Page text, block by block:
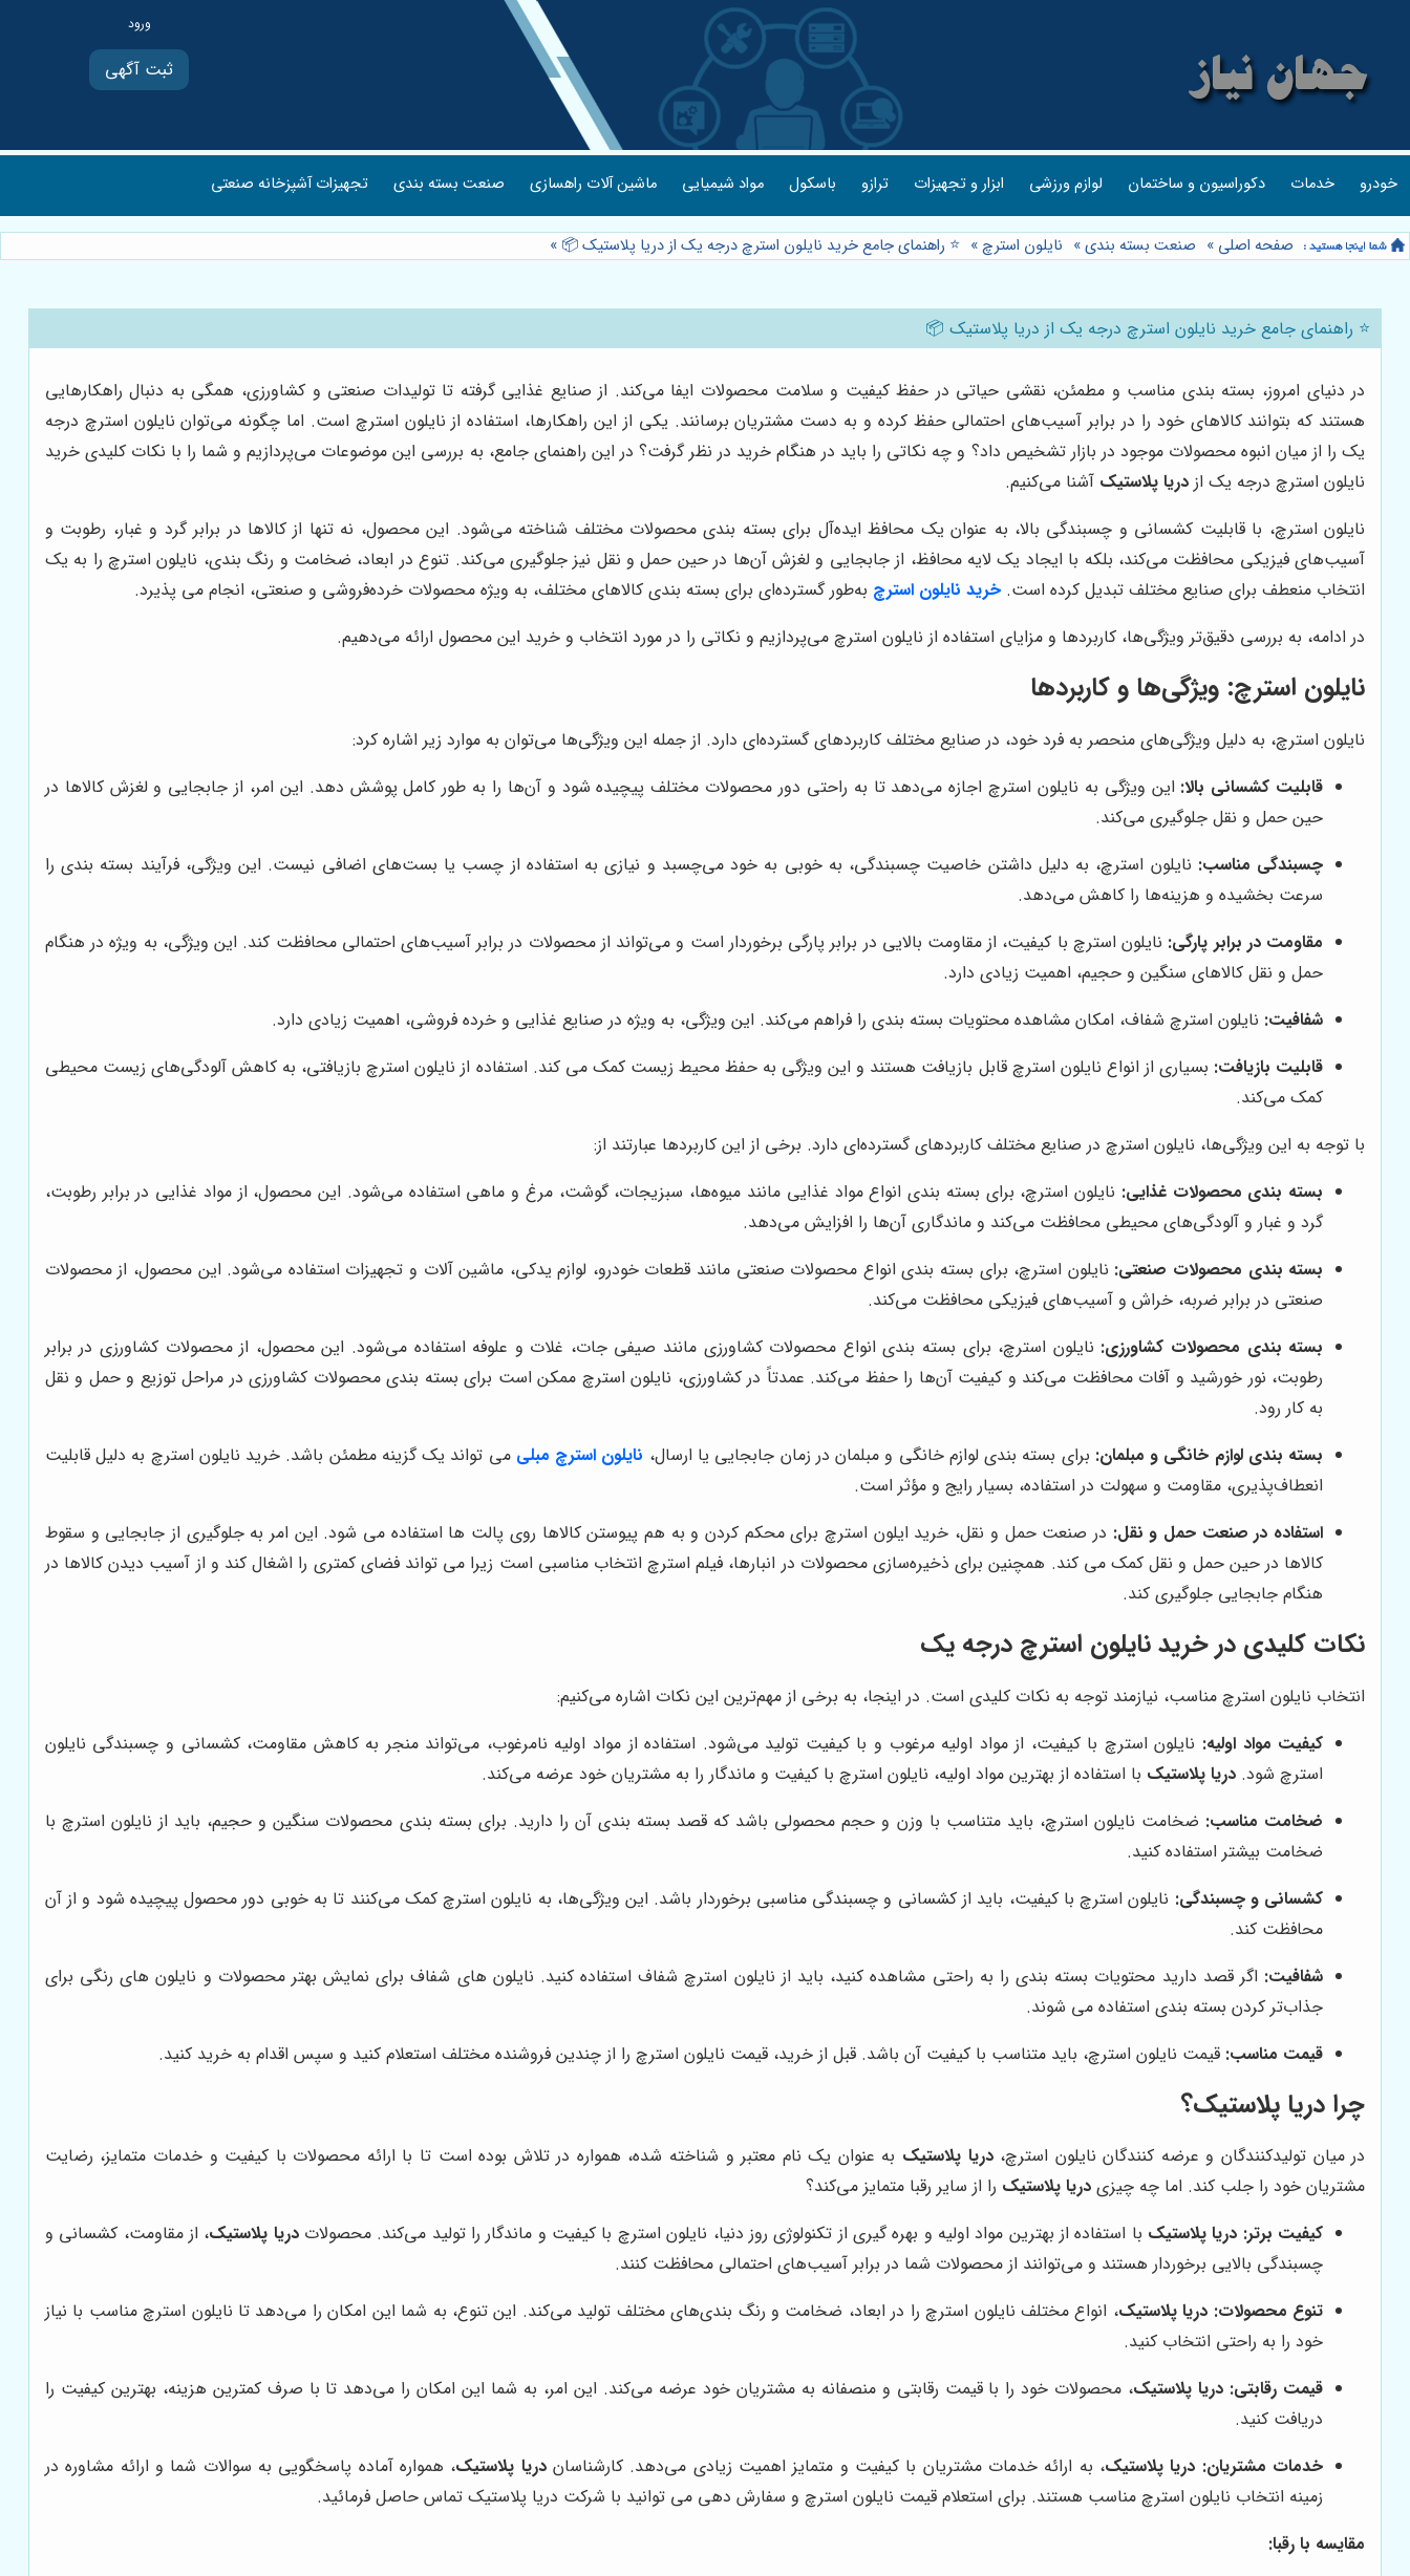
ثبت آگهی
خودرو خدمات دکوراسیون و ساختمان لوازم ورزشی ابزار و تجهیزات ترازو باسکول مواد شیمیایی ماشین آلات راهسازی صنعت بسته بندی تجهیزات آشپزخانه صنعتی
صفحه اصلی » صنعت بسته بندی» نایلون استرچ» ⭐️ راهنمای جامع خرید نایلون استرچ درجه یک از دریا پلاستیک 📦 »
⭐️ راهنمای جامع خرید نایلون استرچ درجه یک از دریا پلاستیک 📦
در دنیای امروز، بسته بندی مناسب و مطمئن، نقشی حیاتی در حفظ کیفیت و سلامت محصولات ایفا می‌کند. از صنایع غذایی گرفته تا تولیدات صنعتی و کشاورزی، همگی به دنبال راهکارهایی
هستند که بتوانند کالاهای خود را در برابر آسیب‌های احتمالی حفظ کرده و به دست مشتریان برسانند. یکی از این راهکارها، استفاده از نایلون استرچ است. اما چگونه می‌توان نایلون استرچ درجه
یک را از میان انبوه محصولات موجود در بازار تشخیص داد؟ و چه نکاتی را باید در هنگام خرید در نظر گرفت؟ در این راهنمای جامع، به بررسی این موضوعات می‌پردازیم و شما را با نکات کلیدی خرید
نایلون استرچ درجه یک از دریا پلاستیک آشنا می‌کنیم.
نایلون استرچ، با قابلیت کشسانی و چسبندگی بالا، به عنوان یک محافظ ایده‌آل برای بسته بندی محصولات مختلف شناخته می‌شود. این محصول، نه تنها از کالاها در برابر گرد و غبار، رطوبت و
آسیب‌های فیزیکی محافظت می‌کند، بلکه با ایجاد یک لایه محافظ، از جابجایی و لغزش آن‌ها در حین حمل و نقل نیز جلوگیری می‌کند. تنوع در ابعاد، ضخامت و رنگ بندی، نایلون استرچ را به یک
انتخاب منعطف برای صنایع مختلف تبدیل کرده است. خرید نایلون استرچ به‌طور گسترده‌ای برای بسته بندی کالاهای مختلف، به ویژه محصولات خرده‌فروشی و صنعتی، انجام می پذیرد.
در ادامه، به بررسی دقیق‌تر ویژگی‌ها، کاربردها و مزایای استفاده از نایلون استرچ می‌پردازیم و نکاتی را در مورد انتخاب و خرید این محصول ارائه می‌دهیم.
نایلون استرچ: ویژگی‌ها و کاربردها
نایلون استرچ، به دلیل ویژگی‌های منحصر به فرد خود، در صنایع مختلف کاربردهای گسترده‌ای دارد. از جمله این ویژگی‌ها می‌توان به موارد زیر اشاره کرد:
قابلیت کشسانی بالا: این ویژگی به نایلون استرچ اجازه می‌دهد تا به راحتی دور محصولات مختلف پیچیده شود و آن‌ها را به طور کامل پوشش دهد. این امر، از جابجایی و لغزش کالاها در
حین حمل و نقل جلوگیری می‌کند.
چسبندگی مناسب: نایلون استرچ، به دلیل داشتن خاصیت چسبندگی، به خوبی به خود می‌چسبد و نیازی به استفاده از چسب یا بست‌های اضافی نیست. این ویژگی، فرآیند بسته بندی را
سرعت بخشیده و هزینه‌ها را کاهش می‌دهد.
مقاومت در برابر پارگی: نایلون استرچ با کیفیت، از مقاومت بالایی در برابر پارگی برخوردار است و می‌تواند از محصولات در برابر آسیب‌های احتمالی محافظت کند. این ویژگی، به ویژه در هنگام
حمل و نقل کالاهای سنگین و حجیم، اهمیت زیادی دارد.
شفافیت: نایلون استرچ شفاف، امکان مشاهده محتویات بسته بندی را فراهم می‌کند. این ویژگی، به ویژه در صنایع غذایی و خرده فروشی، اهمیت زیادی دارد.
قابلیت بازیافت: بسیاری از انواع نایلون استرچ قابل بازیافت هستند و این ویژگی به حفظ محیط زیست کمک می کند. استفاده از نایلون استرچ بازیافتی، به کاهش آلودگی‌های زیست محیطی
کمک می‌کند.
با توجه به این ویژگی‌ها، نایلون استرچ در صنایع مختلف کاربردهای گسترده‌ای دارد. برخی از این کاربردها عبارتند از:
بسته بندی محصولات غذایی: نایلون استرچ، برای بسته بندی انواع مواد غذایی مانند میوه‌ها، سبزیجات، گوشت، مرغ و ماهی استفاده می‌شود. این محصول، از مواد غذایی در برابر رطوبت،
گرد و غبار و آلودگی‌های محیطی محافظت می‌کند و ماندگاری آن‌ها را افزایش می‌دهد.
بسته بندی محصولات صنعتی: نایلون استرچ، برای بسته بندی انواع محصولات صنعتی مانند قطعات خودرو، لوازم یدکی، ماشین آلات و تجهیزات استفاده می‌شود. این محصول، از محصولات
صنعتی در برابر ضربه، خراش و آسیب‌های فیزیکی محافظت می‌کند.
بسته بندی محصولات کشاورزی: نایلون استرچ، برای بسته بندی انواع محصولات کشاورزی مانند صیفی جات، غلات و علوفه استفاده می‌شود. این محصول، از محصولات کشاورزی در برابر
رطوبت، نور خورشید و آفات محافظت می‌کند و کیفیت آن‌ها را حفظ می‌کند. عمدتاً در کشاورزی، نایلون استرچ ممکن است برای بسته بندی محصولات کشاورزی در مراحل توزیع و حمل و نقل
به کار رود.
بسته بندی لوازم خانگی و مبلمان: برای بسته بندی لوازم خانگی و مبلمان در زمان جابجایی یا ارسال، نایلون استرچ مبلی می تواند یک گزینه مطمئن باشد. خرید نایلون استرچ به دلیل قابلیت
انعطاف‌پذیری، مقاومت و سهولت در استفاده، بسیار رایج و مؤثر است.
استفاده در صنعت حمل و نقل: در صنعت حمل و نقل، خرید ایلون استرچ برای محکم کردن و به هم پیوستن کالاها روی پالت ها استفاده می شود. این امر به جلوگیری از جابجایی و سقوط
کالاها در حین حمل و نقل کمک می کند. همچنین برای ذخیره‌سازی محصولات در انبارها، فیلم استرچ انتخاب مناسبی است زیرا می تواند فضای کمتری را اشغال کند و از آسیب دیدن کالاها در
هنگام جابجایی جلوگیری کند.
نکات کلیدی در خرید نایلون استرچ درجه یک
انتخاب نایلون استرچ مناسب، نیازمند توجه به نکات کلیدی است. در اینجا، به برخی از مهم‌ترین این نکات اشاره می‌کنیم:
کیفیت مواد اولیه: نایلون استرچ با کیفیت، از مواد اولیه مرغوب و با کیفیت تولید می‌شود. استفاده از مواد اولیه نامرغوب، می‌تواند منجر به کاهش مقاومت، کشسانی و چسبندگی نایلون
استرچ شود. دریا پلاستیک با استفاده از بهترین مواد اولیه، نایلون استرچ با کیفیت و ماندگار را به مشتریان خود عرضه می‌کند.
ضخامت مناسب: ضخامت نایلون استرچ، باید متناسب با وزن و حجم محصولی باشد که قصد بسته بندی آن را دارید. برای بسته بندی محصولات سنگین و حجیم، باید از نایلون استرچ با
ضخامت بیشتر استفاده کنید.
کشسانی و چسبندگی: نایلون استرچ با کیفیت، باید از کشسانی و چسبندگی مناسبی برخوردار باشد. این ویژگی‌ها، به نایلون استرچ کمک می‌کنند تا به خوبی دور محصول پیچیده شود و از آن
محافظت کند.
شفافیت: اگر قصد دارید محتویات بسته بندی را به راحتی مشاهده کنید، باید از نایلون استرچ شفاف استفاده کنید. نایلون های شفاف برای نمایش بهتر محصولات و نایلون های رنگی برای
جذاب‌تر کردن بسته بندی استفاده می شوند.
قیمت مناسب: قیمت نایلون استرچ، باید متناسب با کیفیت آن باشد. قبل از خرید، قیمت نایلون استرچ را از چندین فروشنده مختلف استعلام کنید و سپس اقدام به خرید کنید.
چرا دریا پلاستیک؟
در میان تولیدکنندگان و عرضه کنندگان نایلون استرچ،دریا پلاستیک به عنوان یک نام معتبر و شناخته شده، همواره در تلاش بوده است تا با ارائه محصولات با کیفیت و خدمات متمایز، رضایت
مشتریان خود را جلب کند. اما چه چیزی دریا پلاستیک را از سایر رقبا متمایز می‌کند؟
کیفیت برتر: دریا پلاستیک با استفاده از بهترین مواد اولیه و بهره گیری از تکنولوژی روز دنیا، نایلون استرچ با کیفیت و ماندگار را تولید می‌کند. محصولاتدریا پلاستیک، از مقاومت، کشسانی و
چسبندگی بالایی برخوردار هستند و می‌توانند از محصولات شما در برابر آسیب‌های احتمالی محافظت کنند.
تنوع محصولات: دریا پلاستیک، انواع مختلف نایلون استرچ را در ابعاد، ضخامت و رنگ بندی‌های مختلف تولید می‌کند. این تنوع، به شما این امکان را می‌دهد تا نایلون استرچ مناسب با نیاز
خود را به راحتی انتخاب کنید.
قیمت رقابتی: دریا پلاستیک، محصولات خود را با قیمت رقابتی و منصفانه به مشتریان خود عرضه می‌کند. این امر، به شما این امکان را می‌دهد تا با صرف کمترین هزینه، بهترین کیفیت را
دریافت کنید.
خدمات مشتریان: دریا پلاستیک، به ارائه خدمات مشتریان با کیفیت و متمایز اهمیت زیادی می‌دهد. کارشناساندریا پلاستیک، همواره آماده پاسخگویی به سوالات شما و ارائه مشاوره در
زمینه انتخاب نایلون استرچ مناسب هستند. برای استعلام قیمت نایلون استرچ و سفارش دهی می توانید با شرکت دریا پلاستیک تماس حاصل فرمائید.
مقایسه با رقبا: